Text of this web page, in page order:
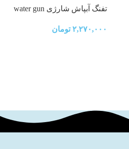
تفنگ آبپاش شارژی water gun
۲,۲۷۰,۰۰۰ تومان